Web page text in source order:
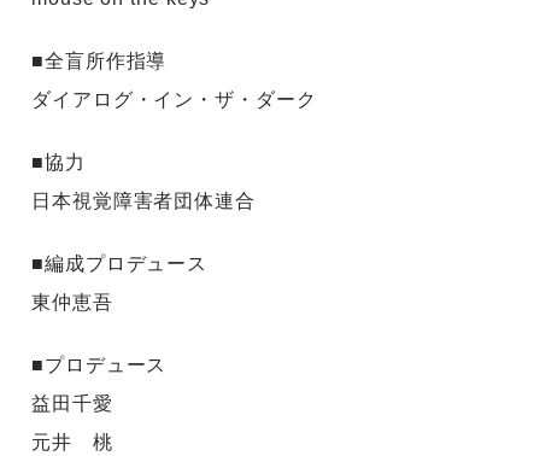
■全盲所作指導
ダイアログ・イン・ザ・ダーク
■協力
日本視覚障害者団体連合
■編成プロデュース
東仲恵吾
■プロデュース
益田千愛
元井 桃